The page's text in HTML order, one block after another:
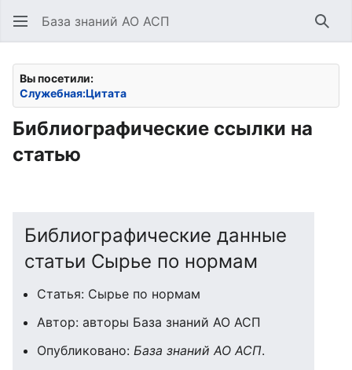
База знаний АО АСП
Вы посетили:
Служебная:Цитата
Библиографические ссылки на
статью
Библиографические данные
статьи Сырье по нормам
Статья: Сырье по нормам
Автор: авторы База знаний АО АСП
Опубликовано: База знаний АО АСП.